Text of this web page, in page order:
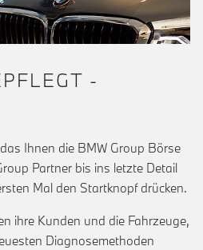
-
Ihnen die BMW Group Börse
Partner bis ins letzte Detail
Mal den Startknopf drücken.
ihre Kunden und die Fahrzeuge,
Diagnosemethoden